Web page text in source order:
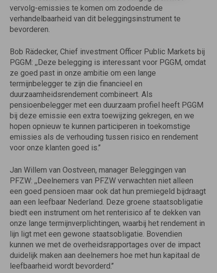
vervolg-emissies te komen om zodoende de
verhandelbaarheid van dit beleggingsinstrument te
bevorderen.
Bob Rädecker, Chief investment Officer Public Markets bij
PGGM: ,,Deze belegging is interessant voor PGGM, omdat
ze goed past in onze ambitie om een lange
termijnbelegger te zijn die financieel en
duurzaamheidsrendement combineert. Als
pensioenbelegger met een duurzaam profiel heeft PGGM
bij deze emissie een extra toewijzing gekregen, en we
hopen opnieuw te kunnen participeren in toekomstige
emissies als de verhouding tussen risico en rendement
voor onze klanten goed is.’’
Jan Willem van Oostveen, manager Beleggingen van
PFZW: ,,Deelnemers van PFZW verwachten niet alleen
een goed pensioen maar ook dat hun premiegeld bijdraagt
aan een leefbaar Nederland. Deze groene staatsobligatie
biedt een instrument om het renterisico af te dekken van
onze lange termijnverplichtingen, waarbij het rendement in
lijn ligt met een gewone staatsobligatie. Bovendien
kunnen we met de overheidsrapportages over de impact
duidelijk maken aan deelnemers hoe met hun kapitaal de
leefbaarheid wordt bevorderd.’’